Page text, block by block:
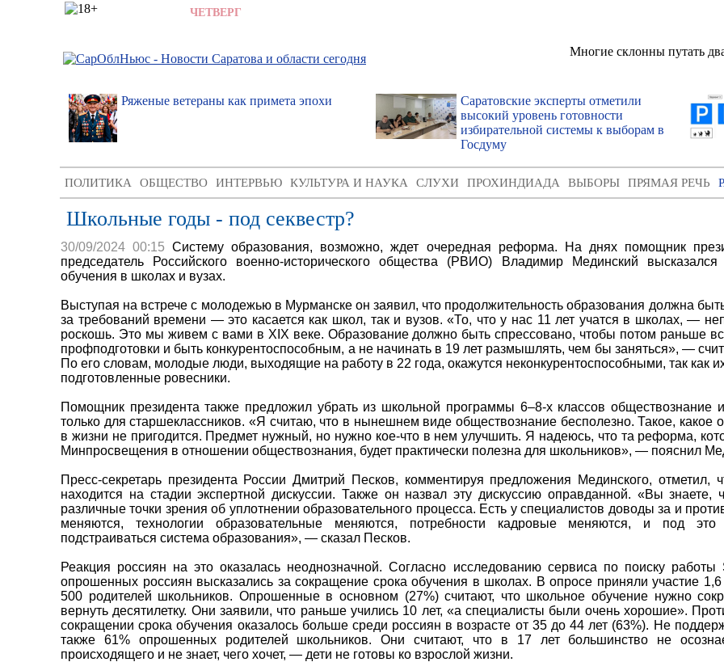
6 АВГУСТА 2026, ЧЕТВЕРГ,
Многие склонны путать
Ряженые ветераны как примета эпохи
Саратовские эксперты отметили
высокий уровень готовности
избирательной системы к выборам в
Госдуму
ПОЛИТИКА ОБЩЕСТВО ИНТЕРВЬЮ КУЛЬТУРА И НАУКА СЛУХИ ПРОХИНДИАДА ВЫБОРЫ ПРЯМАЯ РЕЧЬ
Школьные годы - под секвестр?
30/09/2024 00:15 Систему образования, возможно, ждет очередная реформа. На днях помощник
председатель Российского военно-исторического общества (РВИО) Владимир Мединский
обучения в школах и вузах.
Выступая на встрече с молодежью в Мурманске он заявил, что продолжительность образования должна
за требований времени — это касается как школ, так и вузов. «То, что у нас 11 лет учатся в школах, —
роскошь. Это мы живем с вами в XIX веке. Образование должно быть спрессовано, чтобы потом раньше
профподготовки и быть конкурентоспособным, а не начинать в 19 лет размышлять, чем бы заняться», —
По его словам, молодые люди, выходящие на работу в 22 года, окажутся неконкурентоспособными, так как
подготовленные ровесники.
Помощник президента также предложил убрать из школьной программы 6–8-х классов обществознание
только для старшеклассников. «Я считаю, что в нынешнем виде обществознание бесполезно. Такое, какое
в жизни не пригодится. Предмет нужный, но нужно кое-что в нем улучшить. Я надеюсь, что та реформа,
Минпросвещения в отношении обществознания, будет практически полезна для школьников», — пояснил
Пресс-секретарь президента России Дмитрий Песков, комментируя предложения Мединского, отметил,
находится на стадии экспертной дискуссии. Также он назвал эту дискуссию оправданной. «Вы знаете,
различные точки зрения об уплотнении образовательного процесса. Есть у специалистов доводы за и
меняются, технологии образовательные меняются, потребности кадровые меняются, и под
подстраиваться система образования», — сказал Песков.
Реакция россиян на это оказалась неоднозначной. Согласно исследованию сервиса по поиску работы
опрошенных россиян высказались за сокращение срока обучения в школах. В опросе приняли участие
500 родителей школьников. Опрошенные в основном (27%) считают, что школьное обучение нужно
вернуть десятилетку. Они заявили, что раньше учились 10 лет, «а специалисты были очень хорошие».
сокращении срока обучения оказалось больше среди россиян в возрасте от 35 до 44 лет (63%). Не
также 61% опрошенных родителей школьников. Они считают, что в 17 лет большинство не
происходящего и не знает, чего хочет, — дети не готовы ко взрослой жизни.